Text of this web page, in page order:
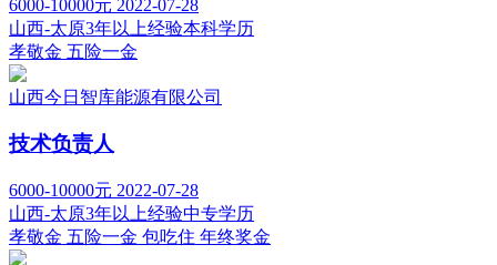
6000-10000元 2022-07-28
山西-太原3年以上经验本科学历
孝敬金 五险一金
山西今日智库能源有限公司
技术负责人
6000-10000元 2022-07-28
山西-太原3年以上经验中专学历
孝敬金 五险一金 包吃住 年终奖金